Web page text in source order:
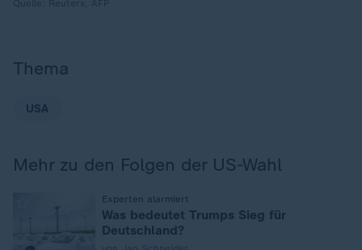
Thema
USA
Mehr zu den Folgen der US-Wahl
Experten alarmiert
Was bedeutet Trumps Sieg für
Deutschland?